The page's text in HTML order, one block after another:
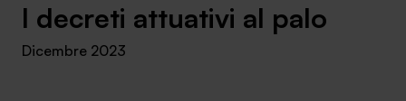
Finanza Agevolata
I decreti attuativi al palo
Dicembre 2023